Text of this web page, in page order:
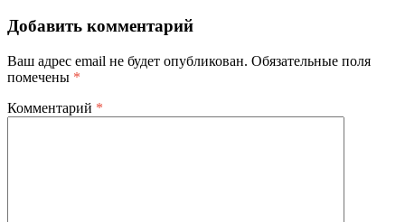
Добавить комментарий
Ваш адрес email не будет опубликован. Обязательные поля
помечены *
Комментарий *